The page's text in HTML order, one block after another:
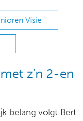
Visie
z’n 2-en
belang volgt Bert